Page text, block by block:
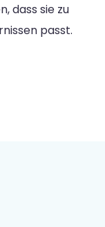
dass sie zu
passt.